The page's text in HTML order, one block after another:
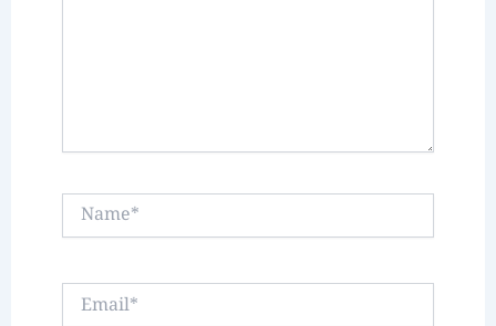
Name*
Email*